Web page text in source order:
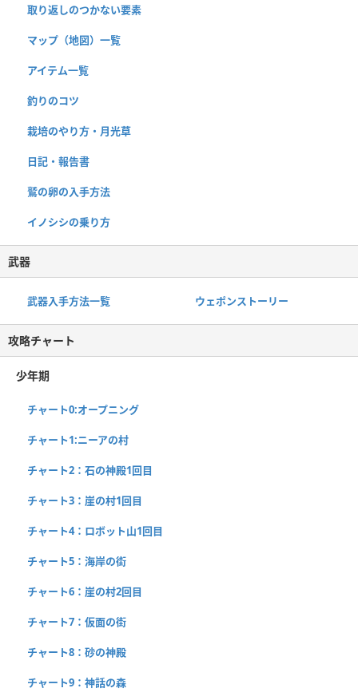
取り返しのつかない要素
マップ（地図）一覧
アイテム一覧
釣りのコツ
栽培のやり方・月光草
日記・報告書
鷲の卵の入手方法
イノシシの乗り方
武器
武器入手方法一覧 ウェポンストーリー
攻略チャート
少年期
チャート0:オープニング
チャート1:ニーアの村
チャート2：石の神殿1回目
チャート3：崖の村1回目
チャート4：ロボット山1回目
チャート5：海岸の街
チャート6：崖の村2回目
チャート7：仮面の街
チャート8：砂の神殿
チャート9：神話の森